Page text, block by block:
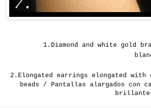
1. Diamond and white gold
2. Elongated earrings elongated with
beads / Pantallas alargados con